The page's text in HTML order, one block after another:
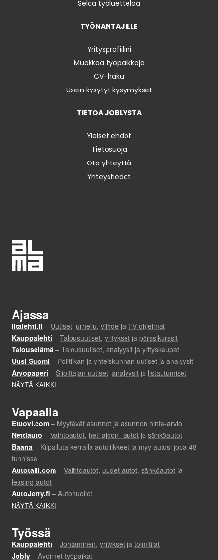
Selaa työluetteloa
TYÖNANTAJILLE
Yritysprofiilini
Muokkaa työpaikkoja
CV-haku
Usein kysytyt kysymykset
TIETOA JOBLYSTA
Yleiset ehdot
Tietosuoja
Ota yhteyttä
Yhteystiedot